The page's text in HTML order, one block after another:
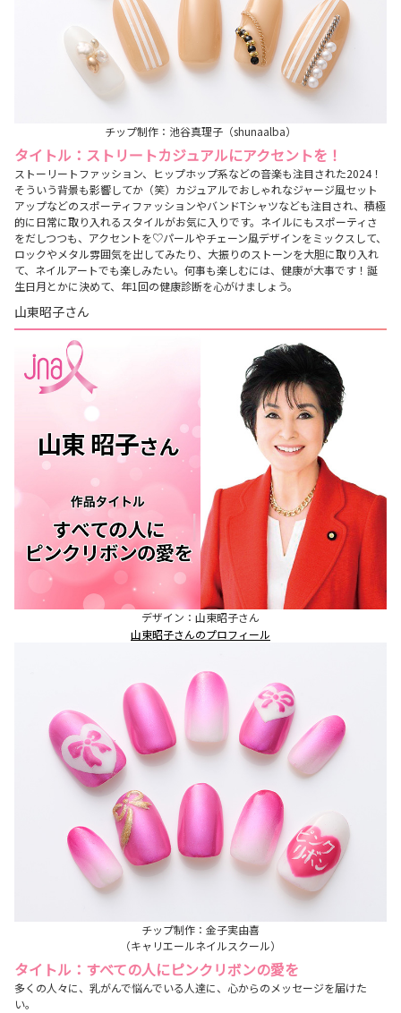
チップ制作：池谷真理子（shunaalba）
タイトル：ストリートカジュアルにアクセントを！
ストーリートファッション、ヒップホップ系などの音楽も注目された2024！
そういう背景も影響してか（笑）カジュアルでおしゃれなジャージ風セット
アップなどのスポーティファッションやバンドTシャツなども注目され、積極
的に日常に取り入れるスタイルがお気に入りです。ネイルにもスポーティさ
をだしつつも、アクセントを♡パールやチェーン風デザインをミックスして、
ロックやメタル雰囲気を出してみたり、大振りのストーンを大胆に取り入れ
て、ネイルアートでも楽しみたい。何事も楽しむには、健康が大事です！誕
生日月とかに決めて、年1回の健康診断を心がけましょう。
山東昭子さん
デザイン：山東昭子さん
山東昭子さんのプロフィール
チップ制作：金子実由喜
（キャリエールネイルスクール）
タイトル：すべての人にピンクリボンの愛を
多くの人々に、乳がんで悩んでいる人達に、心からのメッセージを届けた
い。